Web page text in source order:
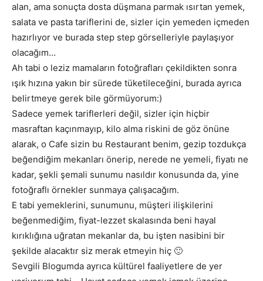
alan, ama sonuçta dosta düşmana parmak ısırtan yemek,
salata ve pasta tariflerini de, sizler için yemeden içmeden
hazırlıyor ve burada step step görselleriyle paylaşıyor
olacağım…
Ah tabi o leziz mamaların fotoğrafları çekildikten sonra
ışık hızına yakın bir sürede tüketileceğini, burada ayrıca
belirtmeye gerek bile görmüyorum:)
Sadece yemek tariflerleri değil, sizler için hiçbir
masraftan kaçınmayıp, kilo alma riskini de göz önüne
alarak, o Cafe sizin bu Restaurant benim, gezip tozdukça
beğendiğim mekanları önerip, nerede ne yemeli, fiyatı ne
kadar, şekli şemali sunumu nasıldır konusunda da, yine
fotoğraflı örnekler sunmaya çalışacağım.
E tabi yemeklerini, sunumunu, müşteri ilişkilerini
beğenmediğim, fiyat-lezzet skalasında beni hayal
kırıklığına uğratan mekanlar da, bu işten nasibini bir
şekilde alacaktır siz merak etmeyin hiç 🙂
Sevgili Blogumda ayrıca kültürel faaliyetlere de yer